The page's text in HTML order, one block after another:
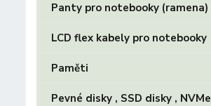
Panty pro notebooky (ramena)
LCD flex kabely pro notebooky
Paměti
Pevné disky , SSD disky , NVMe